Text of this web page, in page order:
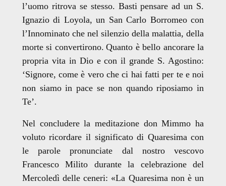
l’uomo ritrova se stesso. Basti pensare ad un S.
Ignazio di Loyola, un San Carlo Borromeo con
l’Innominato che nel silenzio della malattia, della
morte si convertirono. Quanto è bello ancorare la
propria vita in Dio e con il grande S. Agostino:
‘Signore, come è vero che ci hai fatti per te e noi
non siamo in pace se non quando riposiamo in
Te’.
Nel concludere la meditazione don Mimmo ha
voluto ricordare il significato di Quaresima con
le parole pronunciate dal nostro vescovo
Francesco Milito durante la celebrazione del
Mercoledì delle ceneri: «La Quaresima non è un